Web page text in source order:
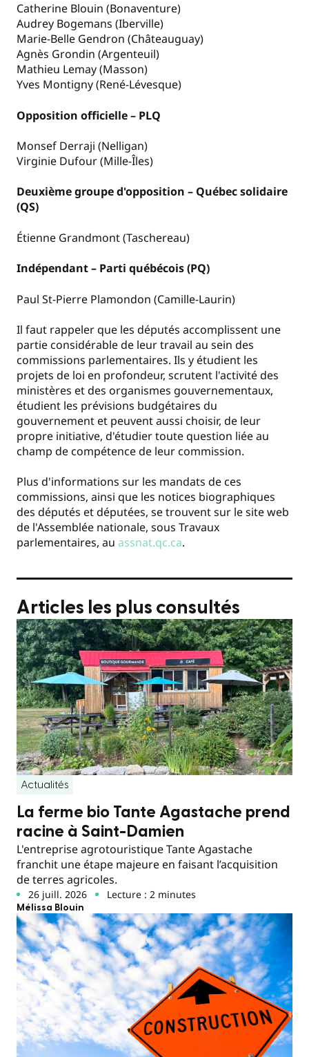
Catherine Blouin (Bonaventure)
Audrey Bogemans (Iberville)
Marie-Belle Gendron (Châteauguay)
Agnès Grondin (Argenteuil)
Mathieu Lemay (Masson)
Yves Montigny (René-Lévesque)
Opposition officielle– PLQ
Monsef Derraji (Nelligan)
Virginie Dufour (Mille-Îles)
Deuxième groupe d'opposition – Québec solidaire
(QS)
Étienne Grandmont (Taschereau)
Indépendant – Parti québécois (PQ)
Paul St-Pierre Plamondon (Camille-Laurin)
Il faut rappeler que les députés accomplissent une
partie considérable de leur travail au sein des
commissions parlementaires. Ils y étudient les
projets de loi en profondeur, scrutent l'activité des
ministères et des organismes gouvernementaux,
étudient les prévisions budgétaires du
gouvernement et peuvent aussi choisir, de leur
propre initiative, d'étudier toute question liée au
champ de compétence de leur commission.
Plus d'informations sur les mandats de ces
commissions, ainsi que les notices biographiques
des députés et députées, se trouvent sur le site web
de l'Assemblée nationale, sous Travaux
parlementaires, au assnat.qc.ca.
Articles les plus consultés
Actualités
La ferme bio Tante Agastache prend
racine à Saint-Damien
L'entreprise agrotouristique Tante Agastache
franchit une étape majeure en faisant l’acquisition
de terres agricoles.
26 juill. 2026 Lecture : 2 minutes
Mélissa Blouin